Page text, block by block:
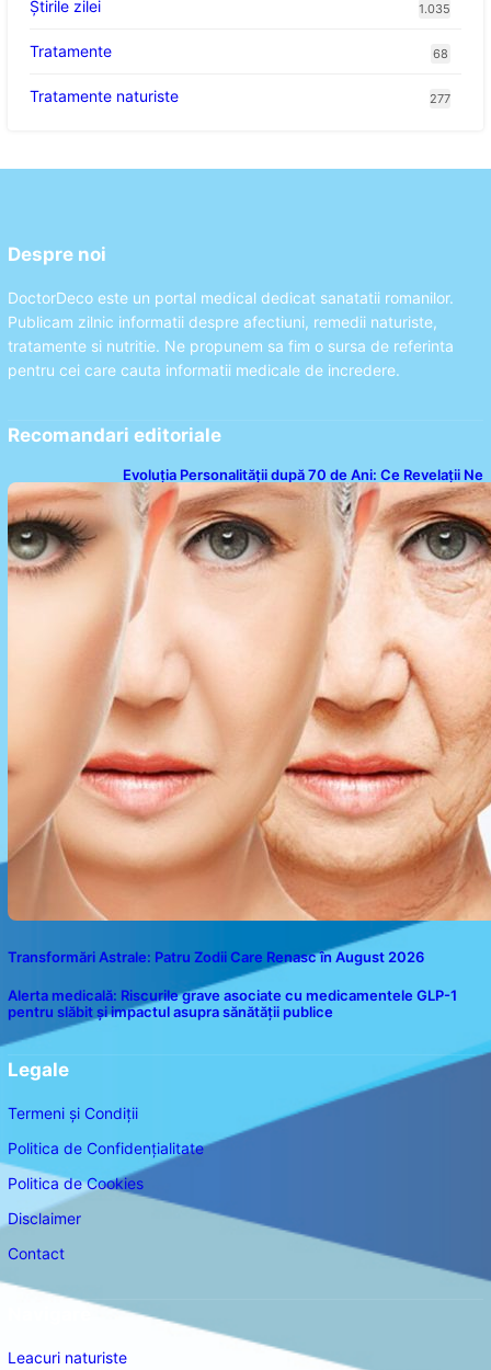
Știrile zilei 1.035
Tratamente 68
Tratamente naturiste 277
Despre noi
DoctorDeco este un portal medical dedicat sanatatii romanilor.
Publicam zilnic informatii despre afectiuni, remedii naturiste,
tratamente si nutritie. Ne propunem sa fim o sursa de referinta
pentru cei care cauta informatii medicale de incredere.
Recomandari editoriale
Evoluția Personalității după 70 de Ani: Ce Revelații Ne
Oferă Studiile Psihologice
Transformări Astrale: Patru Zodii Care Renasc în August 2026
Alerta medicală: Riscurile grave asociate cu medicamentele GLP-1
pentru slăbit și impactul asupra sănătății publice
Legale
Termeni și Condiții
Politica de Confidențialitate
Politica de Cookies
Disclaimer
Contact
Leacuri naturiste